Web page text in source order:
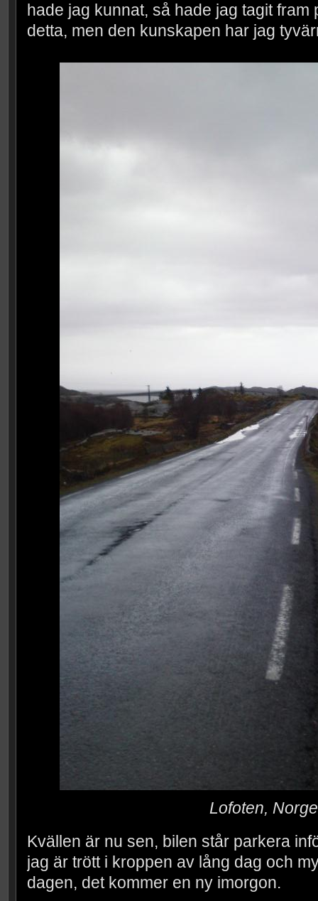
hade jag kunnat, så hade jag tagit fram
detta, men den kunskapen har jag
Lofoten, Norge
Kvällen är nu sen, bilen står parkera
jag är trött i kroppen av lång dag och
dagen, det kommer en ny imorgon.